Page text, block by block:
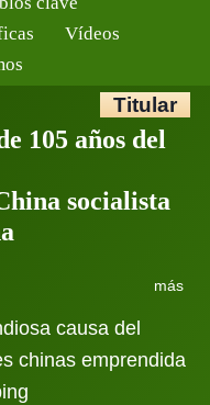
Vídeos
Titular
105 años del
socialista
más
causa del
chinas emprendida